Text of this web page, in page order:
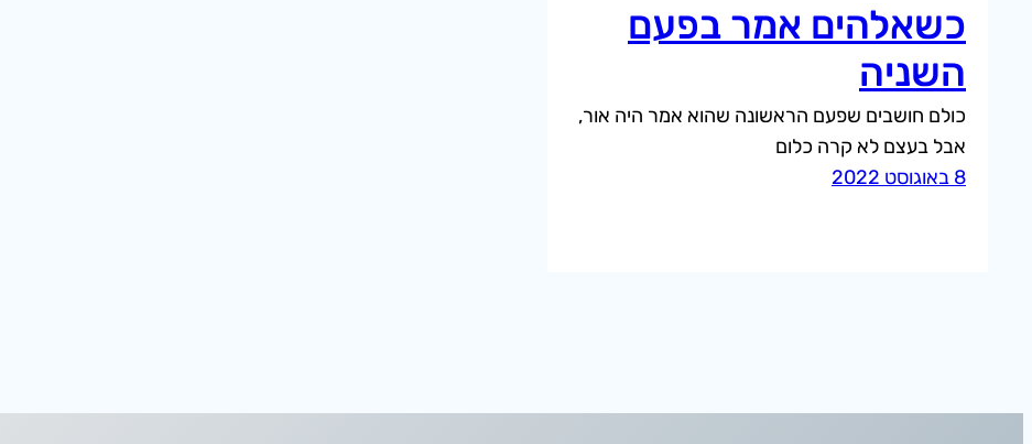
כשאלהים אמר בפעם
השניה
כולם חושבים שפעם הראשונה שהוא אמר היה אור,
אבל בעצם לא קרה כלום
8 באוגוסט 2022